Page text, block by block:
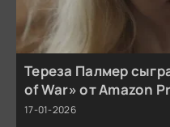
Тереза Палмер
of War» от Amazon
17-01-2026